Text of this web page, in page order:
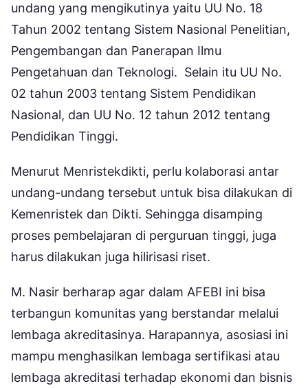
undang yang mengikutinya yaitu UU No. 18
Tahun 2002 tentang Sistem Nasional Penelitian,
Pengembangan dan Panerapan Ilmu
Pengetahuan dan Teknologi. Selain itu UU No.
02 tahun 2003 tentang Sistem Pendidikan
Nasional, dan UU No. 12 tahun 2012 tentang
Pendidikan Tinggi.
Menurut Menristekdikti, perlu kolaborasi antar
undang-undang tersebut untuk bisa dilakukan di
Kemenristek dan Dikti. Sehingga disamping
proses pembelajaran di perguruan tinggi, juga
harus dilakukan juga hilirisasi riset.
M. Nasir berharap agar dalam AFEBI ini bisa
terbangun komunitas yang berstandar melalui
lembaga akreditasinya. Harapannya, asosiasi ini
mampu menghasilkan lembaga sertifikasi atau
lembaga akreditasi terhadap ekonomi dan bisnis